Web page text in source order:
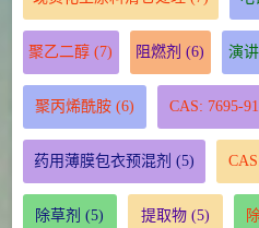
聚乙二醇 (7) 阻燃剂 (6) 演
聚丙烯酰胺(6) CAS: 7695-
药用薄膜包衣预混剂 (5)
除草剂 (5) 提取物(5)